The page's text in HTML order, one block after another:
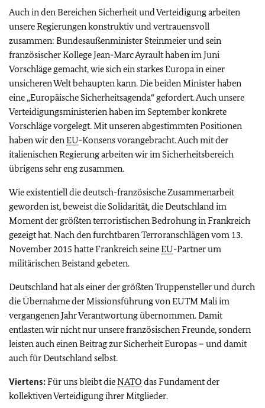
Auch in den Bereichen Sicherheit und Verteidigung arbeiten
unsere Regierungen konstruktiv und vertrauensvoll
zusammen: Bundesaußenminister Steinmeier und sein
französischer Kollege Jean-Marc Ayrault haben im Juni
Vorschläge gemacht, wie sich ein starkes Europa in einer
unsicheren Welt behaupten kann. Die beiden Minister haben
eine „Europäische Sicherheitsagenda“ gefordert. Auch unsere
Verteidigungsministerien haben im September konkrete
Vorschläge vorgelegt. Mit unseren abgestimmten Positionen
haben wir denEU-Konsens vorangebracht. Auch mit der
italienischen Regierung arbeiten wir im Sicherheitsbereich
übrigens sehr eng zusammen.
Wie existentiell die deutsch-französische Zusammenarbeit
geworden ist, beweist die Solidarität, die Deutschland im
Moment der größten terroristischen Bedrohung in Frankreich
gezeigt hat. Nach den furchtbaren Terroranschlägen vom 13.
November 2015 hatte Frankreich seineEU-Partner um
militärischen Beistand gebeten.
Deutschland hat als einer der größten Truppensteller und durch
die Übernahme der Missionsführung von EUTM Mali im
vergangenen Jahr Verantwortung übernommen. Damit
entlasten wir nicht nur unsere französischen Freunde, sondern
leisten auch einen Beitrag zur Sicherheit Europas – und damit
auch für Deutschland selbst.
Viertens:Für uns bleibt dieNATO das Fundament der
kollektiven Verteidigung ihrer Mitglieder.